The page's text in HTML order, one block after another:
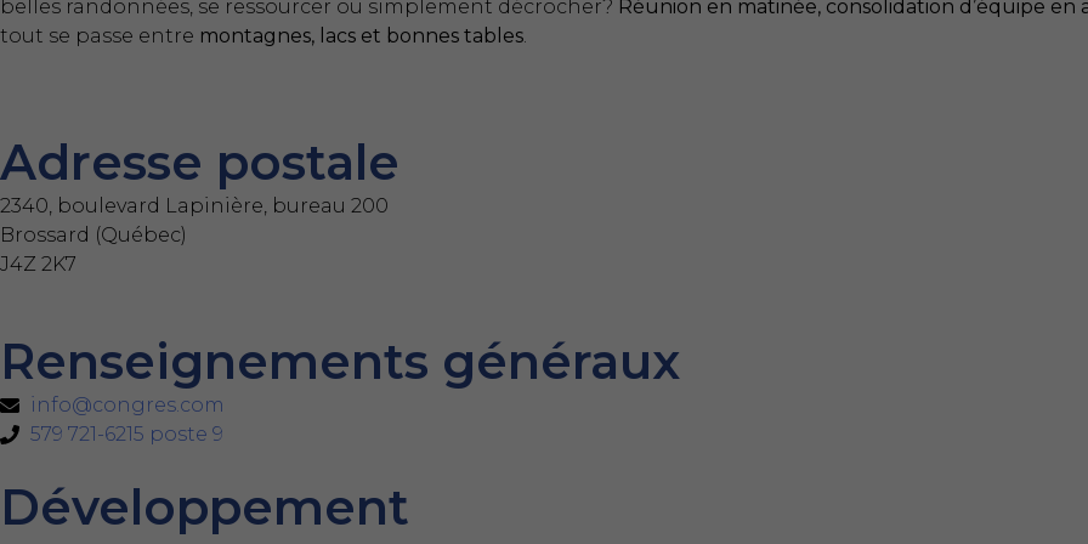
belles randonnées, se ressourcer ou simplement décrocher? Réunion en matinée, consolidation d’équipe
tout se passe entre montagnes, lacs et bonnes tables.
Adresse postale
2340, boulevard Lapinière, bureau 200
Brossard (Québec)
J4Z 2K7
Renseignements généraux
info@congres.com
579 721-6215 poste 9
Développement